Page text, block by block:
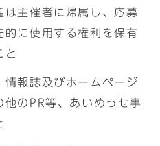
は主催者に帰属し、応募
的に使用する権利を保有
と
情報誌及びホームページ
他のPR等、あいめっせ事